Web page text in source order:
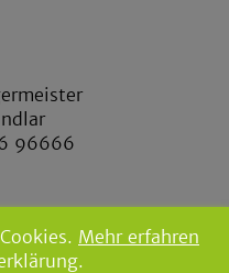
96666
Mehr erfahren